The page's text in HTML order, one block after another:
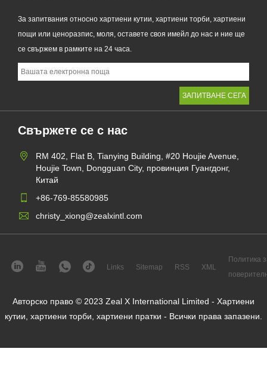
За запитвания относно хартиени кутии, хартиени торби, хартиени
пощи или ценоразпис, моля, оставете своя имейл до нас и ние ще
се свържем в рамките на 24 часа.
Свържете се с нас
RM 402, Flat B, Tianying Building, #20 Houjie Avenue,
Houjie Town, Dongguan City, провинция Гуангдонг,
Китай
+86-769-85580985
christy_xiong@zealxintl.com
Links Sitemap RSS XML
Политика
Авторско право © 2023 Zeal X International Limited - Хартиени
кутии, хартиени торби, хартиени пратки - Всички права запазени.